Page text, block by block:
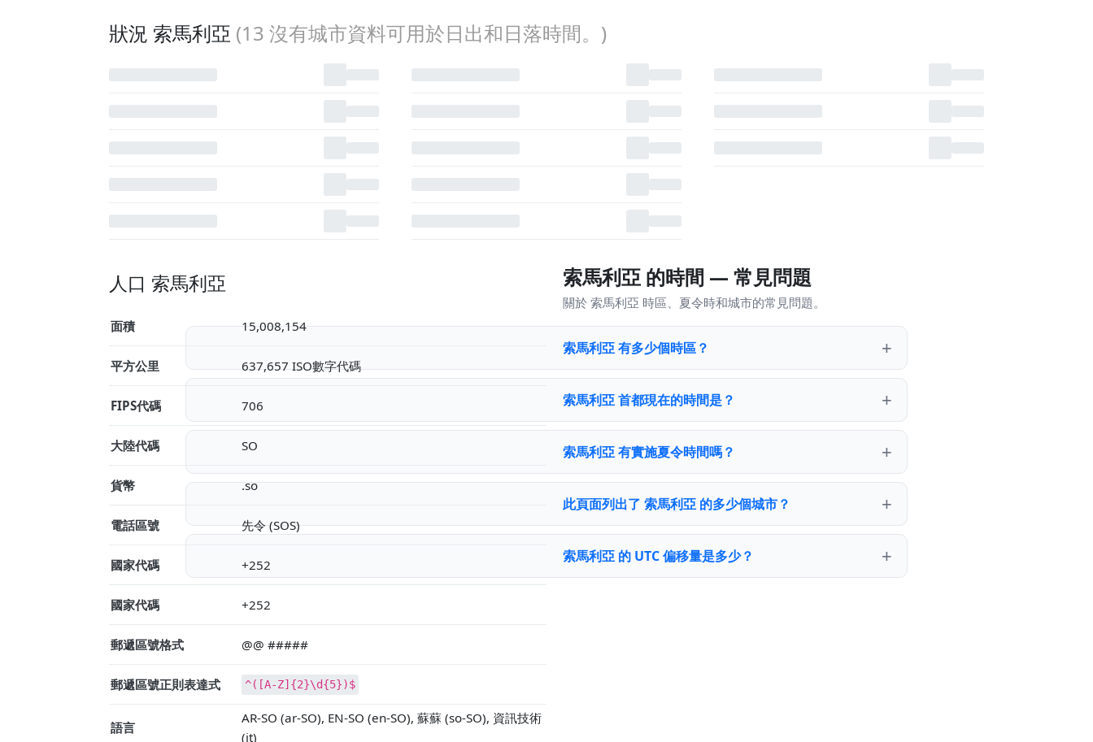
狀況 索馬利亞 (13 沒有城市資料可用於日出和日落時間。)
人口 索馬利亞
面積 15,008,154
平方公里 637,657 ISO數字代碼
FIPS代碼 706
大陸代碼 SO
貨幣 .so
電話區號 先令 (SOS)
國家代碼 +252
國家代碼 +252
郵遞區號格式 @@ #####
郵遞區號正則表達式 ^([A-Z]{2}\d{5})$
語言
AR-SO (ar-SO), EN-SO (en-SO), 蘇蘇 (so-SO), 資訊技術
(it)
索馬利亞 的時間 — 常見問題
關於 索馬利亞 時區、夏令時和城市的常見問題。
索馬利亞 有多少個時區？
索馬利亞 首都現在的時間是？
索馬利亞 有實施夏令時間嗎？
此頁面列出了 索馬利亞 的多少個城市？
索馬利亞 的 UTC 偏移量是多少？